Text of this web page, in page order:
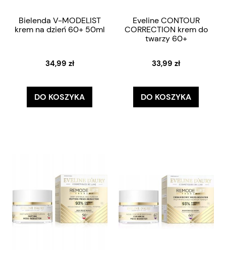
Bielenda V-MODELIST
krem na dzień 60+ 50ml
34,99 zł
DO KOSZYKA
Eveline CONTOUR
CORRECTION krem do
twarzy 60+
33,99 zł
DO KOSZYKA